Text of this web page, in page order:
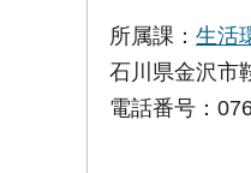
所属課： 生活
石川県金沢市
電話番号：